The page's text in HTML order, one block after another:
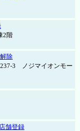
2階
除
3 ノジマイオンモー
舗登録